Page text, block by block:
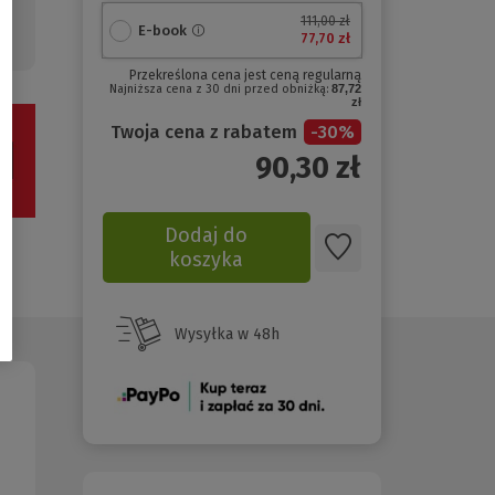
E-book
111,00 zł
77,70 zł
Przekreślona cena jest ceną regularną
Najniższa cena z 30 dni przed obniżką: 87,72
zł
Twoja cena z rabatem -30%
90,30 zł
Dodaj do
koszyka
Wysyłka w 48h
(Nowe